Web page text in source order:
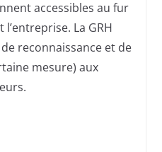
accessibles au fur
La GRH
reconnaissance et de
mesure) aux